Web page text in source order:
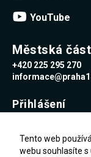
YouTube
Městská
+420 225 295 270
Přihlášení
Tento web
webu souhlasíte